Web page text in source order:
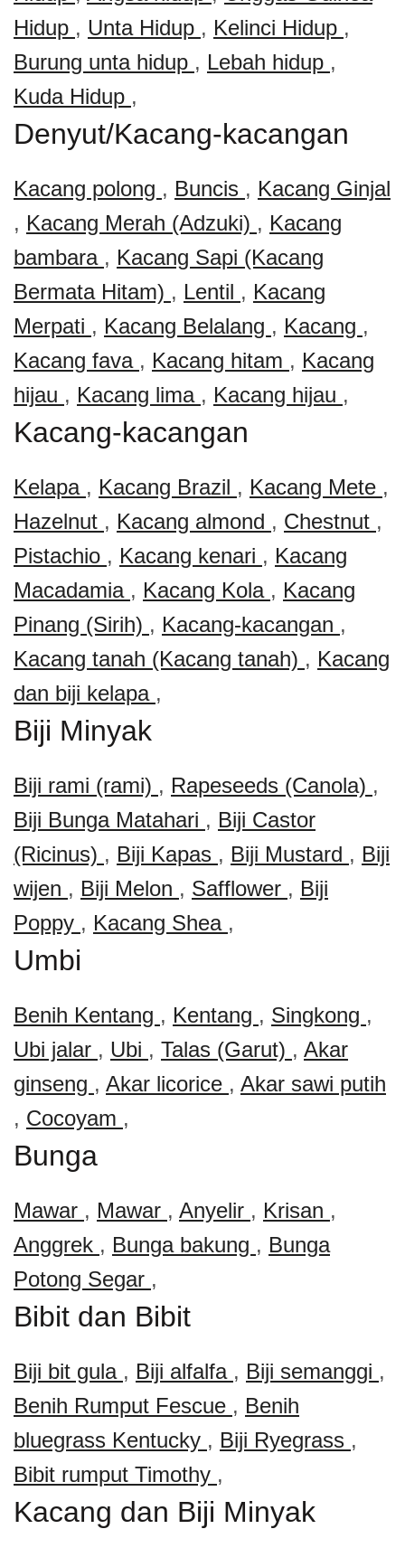
Hidup , Unta Hidup , Kelinci Hidup ,
Burung unta hidup , Lebah hidup ,
Kuda Hidup ,
Denyut/Kacang-kacangan
Kacang polong , Buncis , Kacang Ginjal
, Kacang Merah (Adzuki) , Kacang
bambara , Kacang Sapi (Kacang
Bermata Hitam) , Lentil , Kacang
Merpati , Kacang Belalang , Kacang ,
Kacang fava , Kacang hitam , Kacang
hijau , Kacang lima , Kacang hijau ,
Kacang-kacangan
Kelapa , Kacang Brazil , Kacang Mete ,
Hazelnut , Kacang almond , Chestnut ,
Pistachio , Kacang kenari , Kacang
Macadamia , Kacang Kola , Kacang
Pinang (Sirih) , Kacang-kacangan ,
Kacang tanah (Kacang tanah) , Kacang
dan biji kelapa ,
Biji Minyak
Biji rami (rami) , Rapeseeds (Canola) ,
Biji Bunga Matahari , Biji Castor
(Ricinus) , Biji Kapas , Biji Mustard , Biji
wijen , Biji Melon , Safflower , Biji
Poppy , Kacang Shea ,
Umbi
Benih Kentang , Kentang , Singkong ,
Ubi jalar , Ubi , Talas (Garut) , Akar
ginseng , Akar licorice , Akar sawi putih
, Cocoyam ,
Bunga
Mawar , Mawar , Anyelir , Krisan ,
Anggrek , Bunga bakung , Bunga
Potong Segar ,
Bibit dan Bibit
Biji bit gula , Biji alfalfa , Biji semanggi ,
Benih Rumput Fescue , Benih
bluegrass Kentucky , Biji Ryegrass ,
Bibit rumput Timothy ,
Kacang dan Biji Minyak